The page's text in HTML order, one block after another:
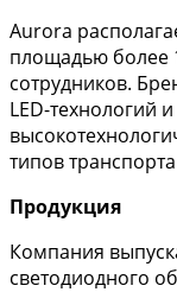
Aurora
площадью более
сотрудников.
LED-технологий
типов
Продукция
Компания
светодиодного